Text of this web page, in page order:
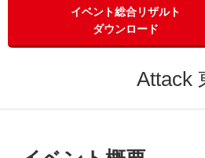
イベント総合リザルト
ダウンロード
Attack